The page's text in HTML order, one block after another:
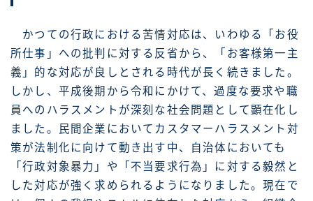
かつての行政における苦情対応は、いわゆる「お役
所仕事」への批判に対する反省から、「お客様第一主
義」的な対応が良しとされる時代が長く続きました。
しかし、平成後期から令和にかけて、過度な要求や職
員へのハラスメントが深刻な社会問題として顕在化し
ました。民間企業においてカスタマーハラスメント対
策が法制化に向けて動き出す中、自治体においても
「行政対象暴力」や「不当要求行為」に対する毅然と
した対応が強く求められるようになりました。現在で